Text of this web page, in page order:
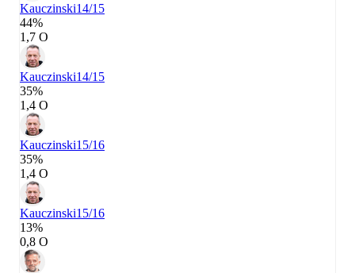
Kauczinski14/15
44%
1,7 О
Kauczinski14/15
35%
1,4 О
Kauczinski15/16
35%
1,4 О
Kauczinski15/16
13%
0,8 О